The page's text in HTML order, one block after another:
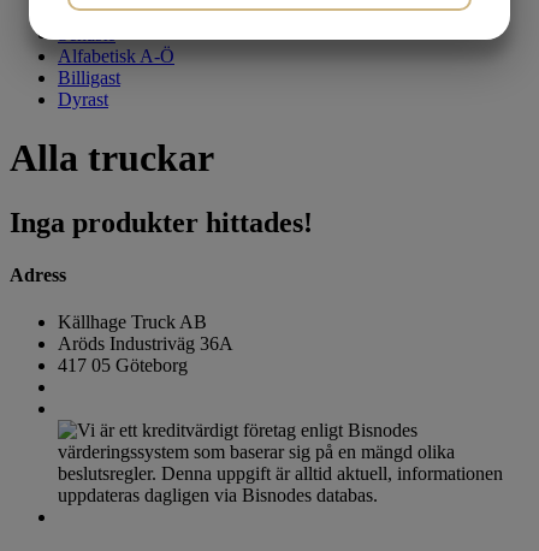
Alfabetisk A-Ö
Billigast
Dyrast
Alla truckar
Inga produkter hittades!
Adress
Källhage Truck AB
Aröds Industriväg 36A
417 05 Göteborg
MARKNADSFÖRING